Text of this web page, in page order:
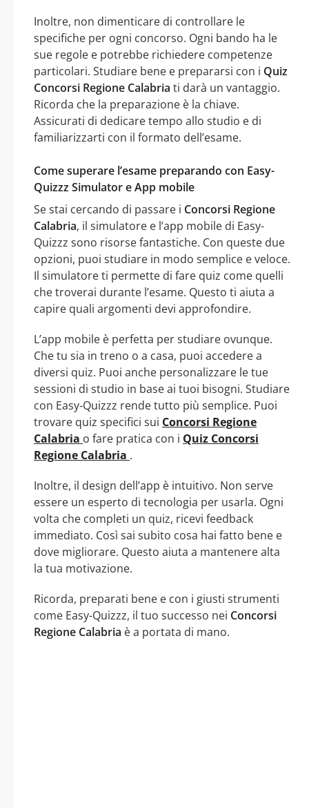
Inoltre, non dimenticare di controllare le
specifiche per ogni concorso. Ogni bando ha le
sue regole e potrebbe richiedere competenze
particolari. Studiare bene e prepararsi con i Quiz
Concorsi Regione Calabria ti darà un vantaggio.
Ricorda che la preparazione è la chiave.
Assicurati di dedicare tempo allo studio e di
familiarizzarti con il formato dell’esame.
Come superare l’esame preparando con Easy-
Quizzz Simulator e App mobile
Se stai cercando di passare i Concorsi Regione
Calabria, il simulatore e l’app mobile di Easy-
Quizzz sono risorse fantastiche. Con queste due
opzioni, puoi studiare in modo semplice e veloce.
Il simulatore ti permette di fare quiz come quelli
che troverai durante l’esame. Questo ti aiuta a
capire quali argomenti devi approfondire.
L’app mobile è perfetta per studiare ovunque.
Che tu sia in treno o a casa, puoi accedere a
diversi quiz. Puoi anche personalizzare le tue
sessioni di studio in base ai tuoi bisogni. Studiare
con Easy-Quizzz rende tutto più semplice. Puoi
trovare quiz specifici sui Concorsi Regione
Calabria o fare pratica con i Quiz Concorsi
Regione Calabria .
Inoltre, il design dell’app è intuitivo. Non serve
essere un esperto di tecnologia per usarla. Ogni
volta che completi un quiz, ricevi feedback
immediato. Così sai subito cosa hai fatto bene e
dove migliorare. Questo aiuta a mantenere alta
la tua motivazione.
Ricorda, preparati bene e con i giusti strumenti
come Easy-Quizzz, il tuo successo nei Concorsi
Regione Calabria è a portata di mano.